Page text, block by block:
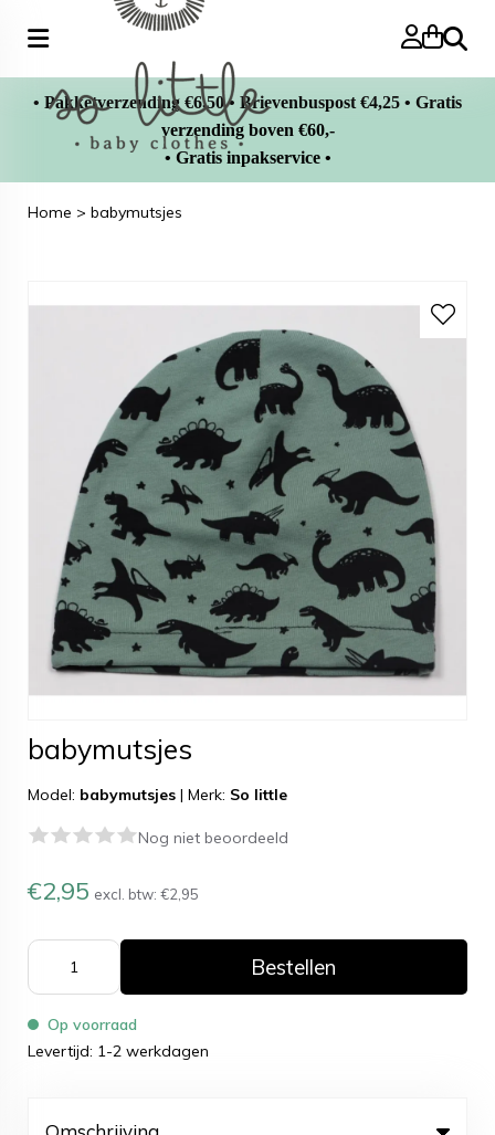
Zoeken
• Pakketverzending €6,50 • Brievenbuspost €4,25 • Gratis
verzending boven €60,-
• Gratis inpakservice •
Home > babymutsjes
babymutsjes
Model: babymutsjes | Merk: So little
Nog niet beoordeeld
€2,95 excl. btw: €2,95
Bestellen
Op voorraad
Levertijd: 1-2 werkdagen